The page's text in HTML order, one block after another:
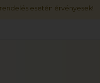
esetén érvényesek!